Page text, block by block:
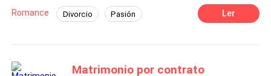
Ketner le ofrece un contrato para que su padre no vaya a
la cárcel, ella tiene que renunciar a sus sueños y
antes de tiempo.
Romance Divorcio Pasión Ler
Matrimonio por contrato